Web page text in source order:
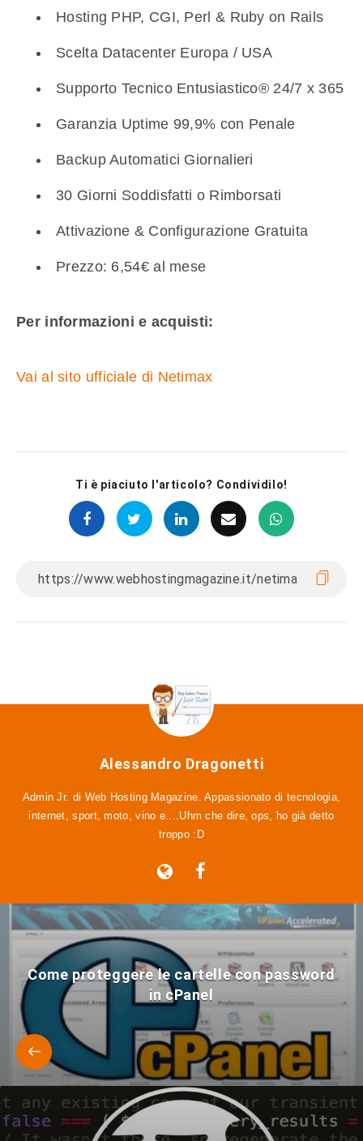
Hosting PHP, CGI, Perl & Ruby on Rails
Scelta Datacenter Europa / USA
Supporto Tecnico Entusiastico® 24/7 x 365
Garanzia Uptime 99,9% con Penale
Backup Automatici Giornalieri
30 Giorni Soddisfatti o Rimborsati
Attivazione & Configurazione Gratuita
Prezzo: 6,54€ al mese
Per informazioni e acquisti:
Vai al sito ufficiale di Netimax
Ti è piaciuto l'articolo? Condividilo!
Alessandro Dragonetti
Admin Jr. di Web Hosting Magazine. Appassionato di tecnologia,
internet, sport, moto, vino e....Uhm che dire, ops, ho già detto
troppo :D
Come proteggere le cartelle con password
in cPanel